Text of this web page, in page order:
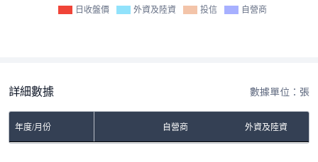
日收盤價 外資及陸資 投信 自營商
詳細數據 數據單位：張
年度/月份 自營商 外資及陸資